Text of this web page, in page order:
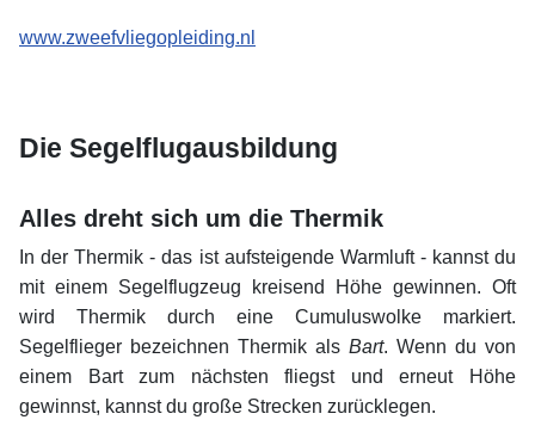
www.zweefvliegopleiding.nl
Die Segelflugausbildung
Alles dreht sich um die Thermik
In der Thermik - das ist aufsteigende Warmluft - kannst du
mit einem Segelflugzeug kreisend Höhe gewinnen. Oft
wird Thermik durch eine Cumuluswolke markiert.
Segelflieger bezeichnen Thermik als Bart. Wenn du von
einem Bart zum nächsten fliegst und erneut Höhe
gewinnst, kannst du große Strecken zurücklegen.